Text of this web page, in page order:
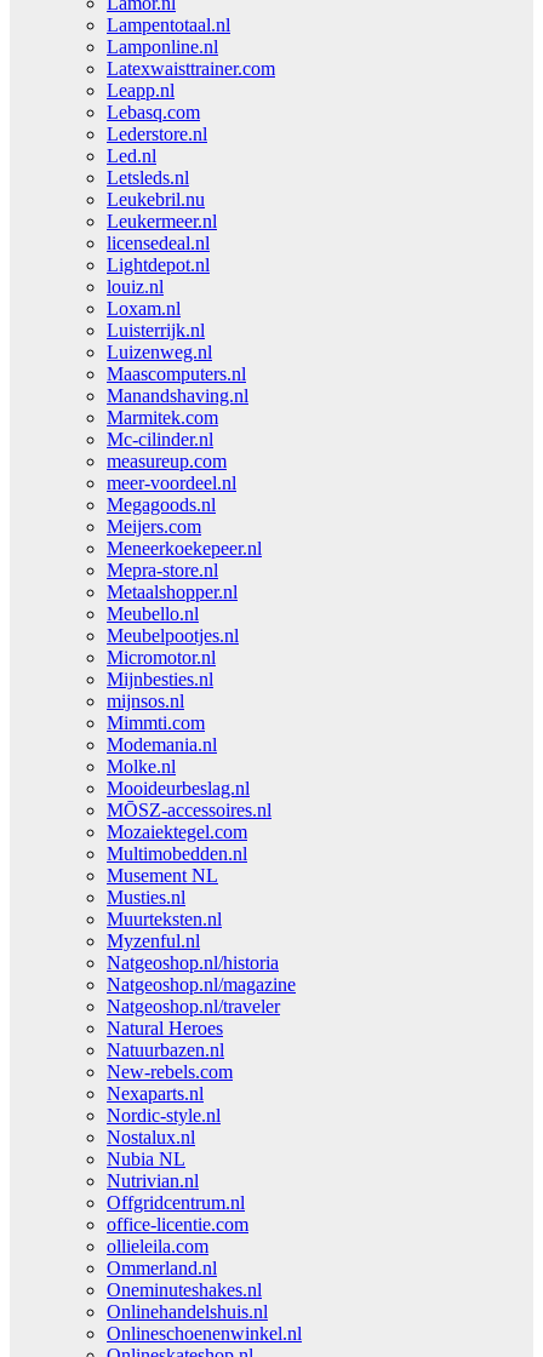
Lampentotaal.nl
Lamponline.nl
Latexwaisttrainer.com
Leapp.nl
Lebasq.com
Lederstore.nl
Led.nl
Letsleds.nl
Leukebril.nu
Leukermeer.nl
licensedeal.nl
Lightdepot.nl
louiz.nl
Loxam.nl
Luisterrijk.nl
Luizenweg.nl
Maascomputers.nl
Manandshaving.nl
Marmitek.com
Mc-cilinder.nl
measureup.com
meer-voordeel.nl
Megagoods.nl
Meijers.com
Meneerkoekepeer.nl
Mepra-store.nl
Metaalshopper.nl
Meubello.nl
Meubelpootjes.nl
Micromotor.nl
Mijnbesties.nl
mijnsos.nl
Mimmti.com
Modemania.nl
Molke.nl
Mooideurbeslag.nl
MŌSZ-accessoires.nl
Mozaiektegel.com
Multimobedden.nl
Musement NL
Musties.nl
Muurteksten.nl
Myzenful.nl
Natgeoshop.nl/historia
Natgeoshop.nl/magazine
Natgeoshop.nl/traveler
Natural Heroes
Natuurbazen.nl
New-rebels.com
Nexaparts.nl
Nordic-style.nl
Nostalux.nl
Nubia NL
Nutrivian.nl
Offgridcentrum.nl
office-licentie.com
ollieleila.com
Ommerland.nl
Oneminuteshakes.nl
Onlinehandelshuis.nl
Onlineschoenenwinkel.nl